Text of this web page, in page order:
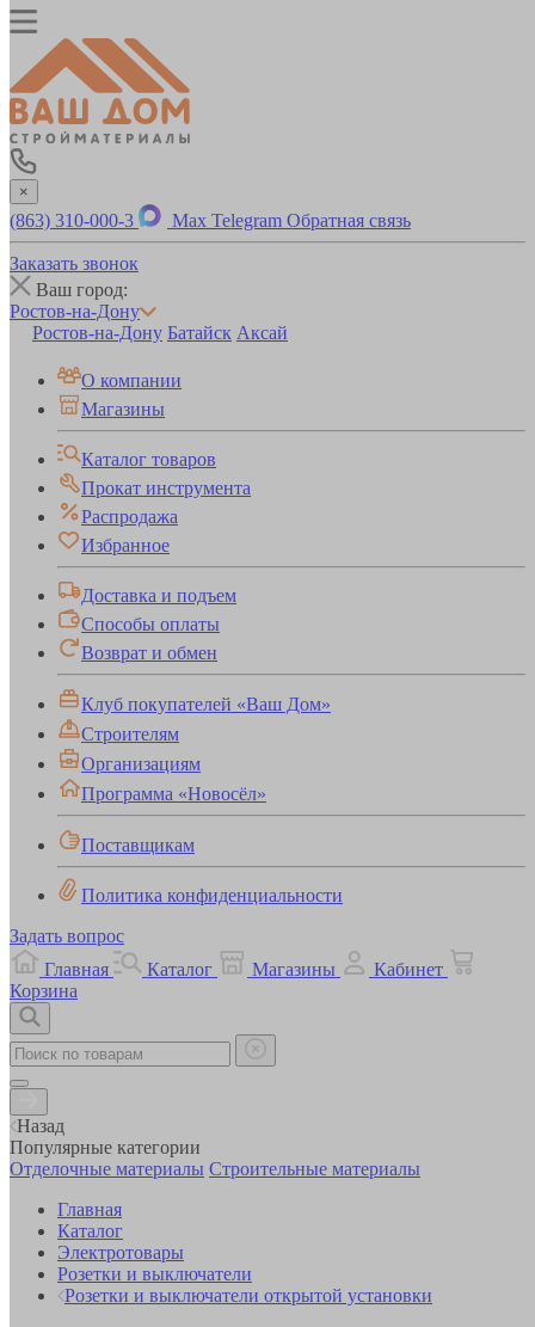
×
(863) 310-000-3 Max Telegram Обратная связь
Заказать звонок
Ваш город:
Ростов-на-Дону
Ростов-на-Дону Батайск Аксай
О компании
Магазины
Каталог товаров
Прокат инструмента
Распродажа
Избранное
Доставка и подъем
Способы оплаты
Возврат и обмен
Клуб покупателей «Ваш Дом»
Строителям
Организациям
Программа «Новосёл»
Поставщикам
Политика конфиденциальности
Задать вопрос
Главная
Каталог Магазины
Кабинет
Корзина
Назад
Популярные категории
Отделочные материалы Строительные материалы
Главная
Каталог
Электротовары
Розетки и выключатели
Розетки и выключатели открытой установки